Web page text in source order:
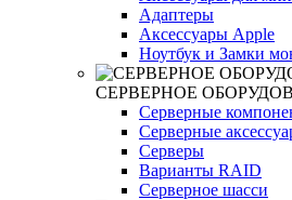
Адаптеры
Аксессуары Apple
Ноутбук и Замки
СЕРВЕРНОЕ
Серверные
Серверные
Серверы
Варианты RAID
Серверное шасси